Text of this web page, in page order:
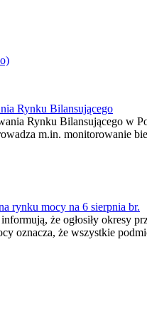
Rynku Bilansującego
Rynku Bilansującego w
m.in. monitorowanie
rynku mocy na 6 sierpnia br.
że ogłosiły okresy
oznacza, że wszystkie